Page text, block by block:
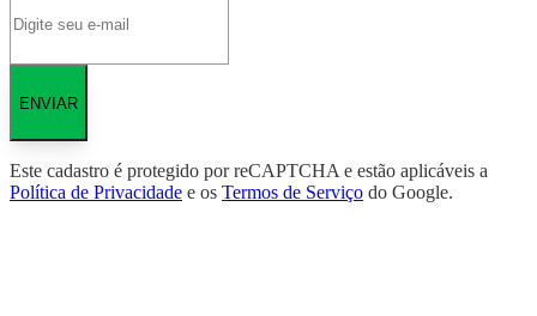
ENVIAR
Este cadastro é protegido por reCAPTCHA e estão aplicáveis a
Política de Privacidade e os Termos de Serviço do Google.